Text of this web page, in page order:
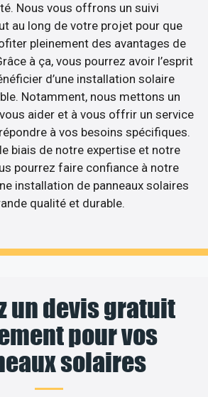
Nous vous offrons un suivi
au long de votre projet pour que
pleinement des avantages de
à ça, vous pourrez avoir l’esprit
d’une installation solaire
Notamment, nous mettons un
aider et à vous offrir un service
à vos besoins spécifiques.
biais de notre expertise et notre
pourrez faire confiance à notre
installation de panneaux solaires
qualité et durable.
un devis gratuit
pour vos
solaires